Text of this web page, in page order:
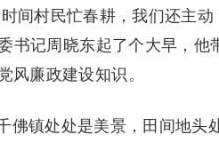
间村民忙春耕，我们还主动
书记周晓东起了个大早，他
风廉政建设知识。
佛镇处处是美景，田间地头